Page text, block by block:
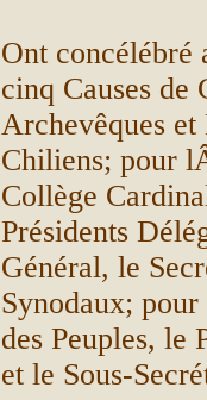
Ont concélébré
cinq Causes de
Archevêques et
Chiliens; pour
Collège
Présidents
Général, le
Synodaux;
des Peuples, le
et le Sous-